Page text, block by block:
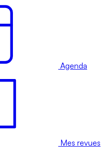
Agenda
Mes revues